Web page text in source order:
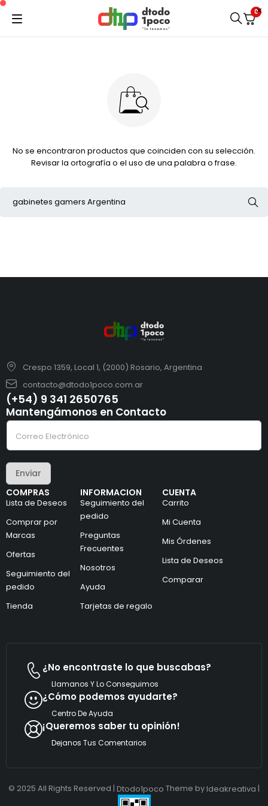
0
No se encontraron productos que coinciden con su selección.
Revisar la ortografía o el uso de una palabra o frase.
Crespo 1359, Local 1, (2000) Rosario, Argentina
contacto@dtodo1poco.com.ar
(+54) 9 341 2650765
COMPRAS
Lista de Deseos
Comprar por
Marcas
Ofertas
Seguimiento del
pedido
Tienda
INFORMACION
Seguimiento del
pedido
Preguntas
Frecuentes
Nosotros
Ayuda
Tarjetas de regalo
CUENTA
Carrito
Mi Cuenta
Mis Órdenes
Lista de Deseos
Comparar
Mantengámonos en Contacto
*
e
e
t
ó
n
i
c
o
C
r
r
e
o
C
e
e
l
e
t
r
n
c
o
Enviar
¿No encontraste lo que buscabas?
Llamanos Y Lo Conseguimos
¿Cómo podemos ayudarte?
Centro De Ayuda
¡Queremos saber tu opinión!
Dejanos Tus Comentarios
© 2025 All Rights Reserved | Dtodo1poco Theme by Ideakreativa |